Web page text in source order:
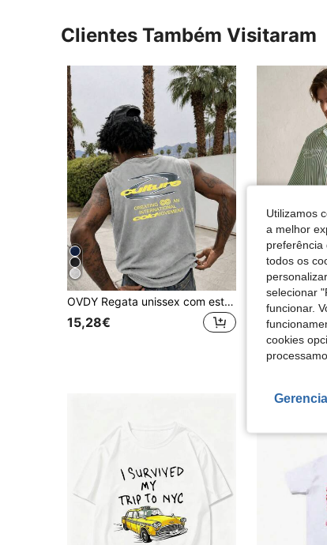
Clientes Também Visitaram
OVDY Regata unissex com estampa metálica estilo vintage de rua, modelagem solta, ideal para festivais de música.
15,28€ 12,99€
Utilizamos
a melhor
preferência
todos os
selecionar
funcionar.
cookies